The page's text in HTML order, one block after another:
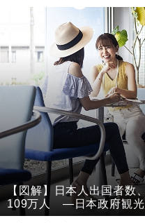
【図解】日本人出国者
109万人 ―日本政府観光